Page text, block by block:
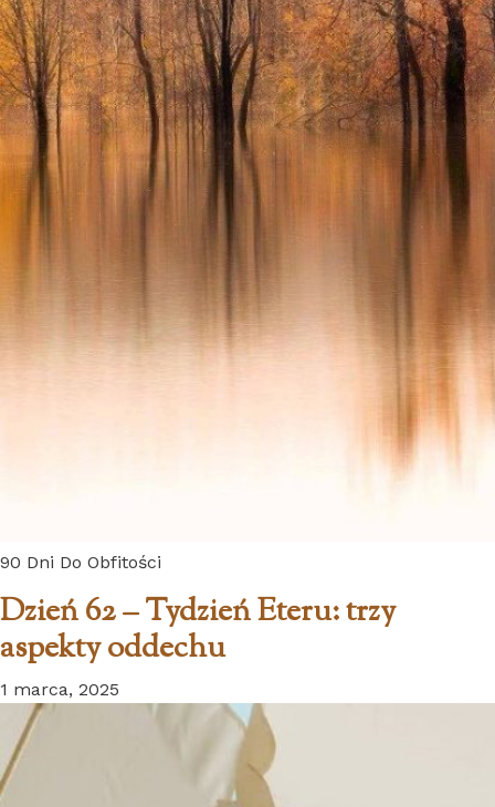
90 Dni Do Obfitości
Dzień 62 – Tydzień Eteru: trzy
aspekty oddechu
1 marca, 2025